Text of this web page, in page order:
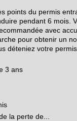
points du permis
pendant 6 mois.
avec
pour obtenir un
déteniez votre
3 ans
la perte de...